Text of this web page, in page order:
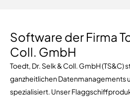
Software der Firma
Coll. GmbH
Toedt, Dr. Selk & Coll. GmbH (TS&C)
ganzheitlichen Datenmanagements
spezialisiert. Unser